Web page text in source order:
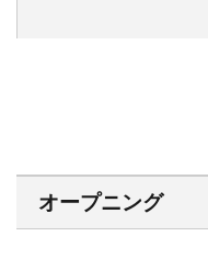
オープニング